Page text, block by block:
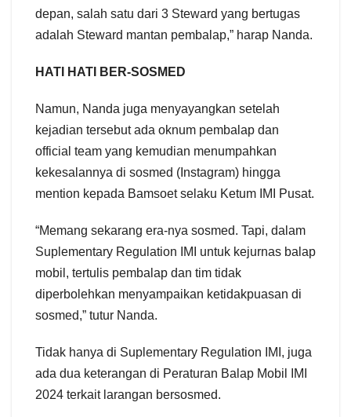
depan, salah satu dari 3 Steward yang bertugas
adalah Steward mantan pembalap,” harap Nanda.
HATI HATI BER-SOSMED
Namun, Nanda juga menyayangkan setelah
kejadian tersebut ada oknum pembalap dan
official team yang kemudian menumpahkan
kekesalannya di sosmed (Instagram) hingga
mention kepada Bamsoet selaku Ketum IMI Pusat.
“Memang sekarang era-nya sosmed. Tapi, dalam
Suplementary Regulation IMI untuk kejurnas balap
mobil, tertulis pembalap dan tim tidak
diperbolehkan menyampaikan ketidakpuasan di
sosmed,” tutur Nanda.
Tidak hanya di Suplementary Regulation IMI, juga
ada dua keterangan di Peraturan Balap Mobil IMI
2024 terkait larangan bersosmed.